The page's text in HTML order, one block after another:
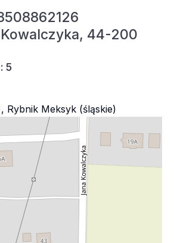
44-200
5
, Rybnik Meksyk (śląskie)